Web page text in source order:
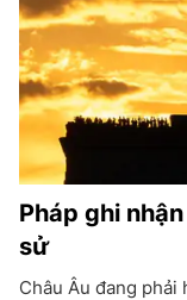
Pháp ghi
sử
Châu Âu đang